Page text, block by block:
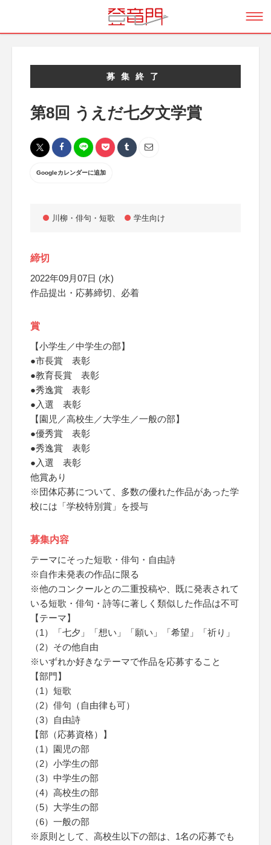
募集終了
第8回 うえだ七夕文学賞
Googleカレンダーに追加
川柳・俳句・短歌 学生向け
締切
2022年09月07日 (水)
作品提出・応募締切、必着
賞
【小学生／中学生の部】
●市長賞 表彰
●教育長賞 表彰
●秀逸賞 表彰
●入選 表彰
【園児／高校生／大学生／一般の部】
●優秀賞 表彰
●秀逸賞 表彰
●入選 表彰
他賞あり
※団体応募について、多数の優れた作品があった学
校には「学校特別賞」を授与
募集内容
テーマにそった短歌・俳句・自由詩
※自作未発表の作品に限る
※他のコンクールとの二重投稿や、既に発表されて
いる短歌・俳句・詩等に著しく類似した作品は不可
【テーマ】
（1）「七夕」「想い」「願い」「希望」「祈り」
（2）その他自由
※いずれか好きなテーマで作品を応募すること
【部門】
（1）短歌
（2）俳句（自由律も可）
（3）自由詩
【部（応募資格）】
（1）園児の部
（2）小学生の部
（3）中学生の部
（4）高校生の部
（5）大学生の部
（6）一般の部
※原則として、高校生以下の部は、1名の応募でも